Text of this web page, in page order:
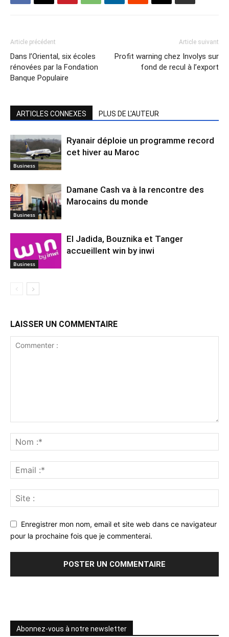
Article précédent
Dans l’Oriental, six écoles
rénovées par la Fondation
Banque Populaire
Article suivant
Profit warning chez Involys sur
fond de recul à l’export
ARTICLES CONNEXES PLUS DE L'AUTEUR
Business
Ryanair déploie un programme record
cet hiver au Maroc
Business
Damane Cash va à la rencontre des
Marocains du monde
Business
El Jadida, Bouznika et Tanger
accueillent win by inwi
LAISSER UN COMMENTAIRE
Enregistrer mon nom, email et site web dans ce navigateur
pour la prochaine fois que je commenterai.
Abonnez-vous à notre newsletter